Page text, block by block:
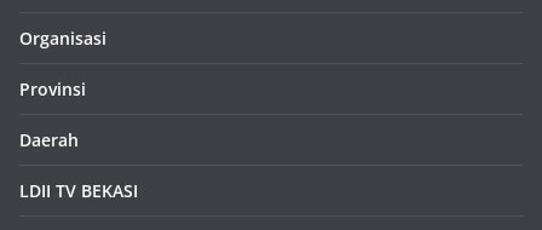
Organisasi
Provinsi
Daerah
LDII TV BEKASI